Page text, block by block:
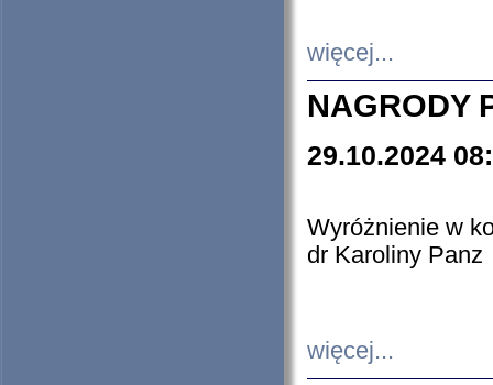
więcej...
NAGRODY
29.10.2024
Wyróżnienie w
dr Karoliny Panz
więcej...